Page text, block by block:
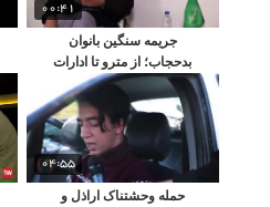
00:41
جریمه سنگین بانوان
بدحجاب؛ از مترو تا ادارات
تایید رسمی شد
04:55
حمله وحشتناک اراذل و